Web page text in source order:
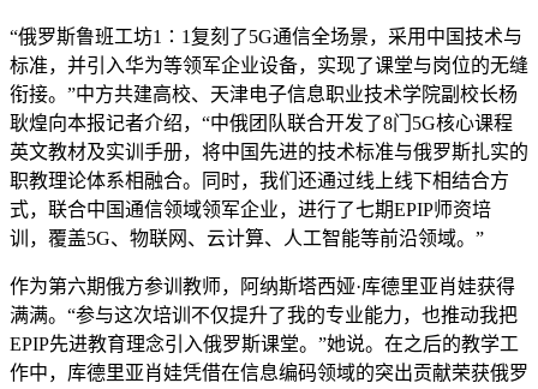
“俄罗斯鲁班工坊1∶1复刻了5G通信全场景，采用中国技术与
标准，并引入华为等领军企业设备，实现了课堂与岗位的无缝
衔接。”中方共建高校、天津电子信息职业技术学院副校长杨
耿煌向本报记者介绍，“中俄团队联合开发了8门5G核心课程
英文教材及实训手册，将中国先进的技术标准与俄罗斯扎实的
职教理论体系相融合。同时，我们还通过线上线下相结合方
式，联合中国通信领域领军企业，进行了七期EPIP师资培
训，覆盖5G、物联网、云计算、人工智能等前沿领域。”
作为第六期俄方参训教师，阿纳斯塔西娅·库德里亚肖娃获得
满满。“参与这次培训不仅提升了我的专业能力，也推动我把
EPIP先进教育理念引入俄罗斯课堂。”她说。在之后的教学工
作中，库德里亚肖娃凭借在信息编码领域的突出贡献荣获俄罗